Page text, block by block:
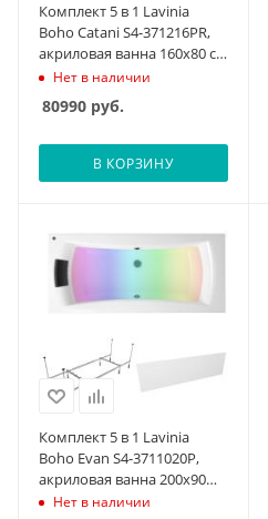
Комплект 5 в 1 Lavinia
Boho Catani S4-371216PR,
акриловая ванна 160x80 см
(правый разворот),
усиленный металлический
каркас с монтажным
силиконовый
подголовник, лицевой
Нет в наличии
80990 руб.
В КОРЗИНУ
Комплект 5 в 1 Lavinia
Boho Evan S4-3711020P,
акриловая ванна 200x90
см, усиленный
Нет в наличии